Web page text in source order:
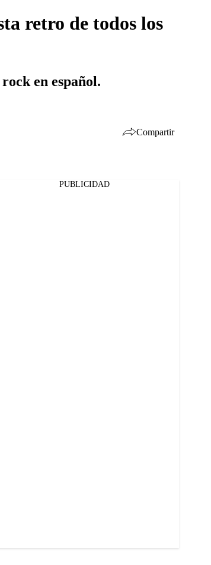
retro de todos los
en español.
Compartir
PUBLICIDAD